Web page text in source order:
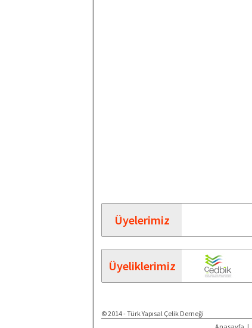
Üyelerimiz
Üyeliklerimiz
© 2014 - Türk Yapısal Çelik Derneği